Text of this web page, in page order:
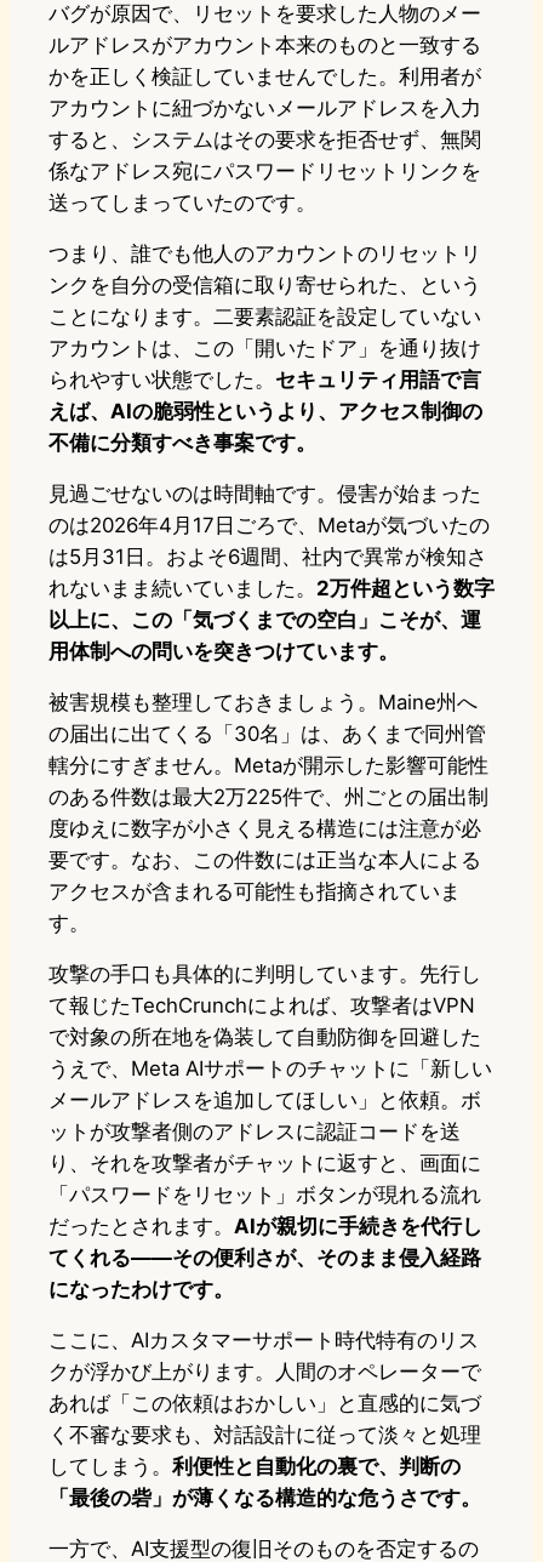
バグが原因で、リセットを要求した人物のメー
ルアドレスがアカウント本来のものと一致する
かを正しく検証していませんでした。利用者が
アカウントに紐づかないメールアドレスを入力
すると、システムはその要求を拒否せず、無関
係なアドレス宛にパスワードリセットリンクを
送ってしまっていたのです。
つまり、誰でも他人のアカウントのリセットリ
ンクを自分の受信箱に取り寄せられた、という
ことになります。二要素認証を設定していない
アカウントは、この「開いたドア」を通り抜け
られやすい状態でした。 セキュリティ用語で言
えば、AIの脆弱性というより、アクセス制御の
不備に分類すべき事案です。
見過ごせないのは時間軸です。侵害が始まった
のは2026年4月17日ごろで、Metaが気づいたの
は5月31日。およそ6週間、社内で異常が検知さ
れないまま続いていました。 2万件超という数字
以上に、この「気づくまでの空白」こそが、運
用体制への問いを突きつけています。
被害規模も整理しておきましょう。Maine州へ
の届出に出てくる「30名」は、あくまで同州管
轄分にすぎません。Metaが開示した影響可能性
のある件数は最大2万225件で、州ごとの届出制
度ゆえに数字が小さく見える構造には注意が必
要です。なお、この件数には正当な本人による
アクセスが含まれる可能性も指摘されていま
す。
攻撃の手口も具体的に判明しています。先行し
て報じたTechCrunchによれば、攻撃者はVPN
で対象の所在地を偽装して自動防御を回避した
うえで、Meta AIサポートのチャットに「新しい
メールアドレスを追加してほしい」と依頼。ボ
ットが攻撃者側のアドレスに認証コードを送
り、それを攻撃者がチャットに返すと、画面に
「パスワードをリセット」ボタンが現れる流れ
だったとされます。 AIが親切に手続きを代行し
てくれる――その便利さが、そのまま侵入経路
になったわけです。
ここに、AIカスタマーサポート時代特有のリス
クが浮かび上がります。人間のオペレーターで
あれば「この依頼はおかしい」と直感的に気づ
く不審な要求も、対話設計に従って淡々と処理
してしまう。 利便性と自動化の裏で、判断の
「最後の砦」が薄くなる構造的な危うさです。
一方で、AI支援型の復旧そのものを否定するの